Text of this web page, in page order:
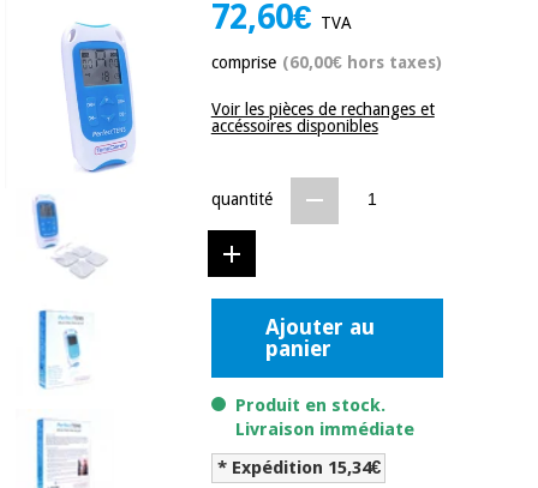
Académie
Fisaude
médical
Médecine
traditionnelle
chinoise
Mobilier
clinique
Armoires
Matériel de
protection
essentiel
pour les
coronavirus
Nouveautes
Académie
Tech
Fisaude
Dentisterie
équipement
Médecine
traditionnelle
chinoise
Mobilier
clinique
Armoires
thérapeutiques
72,60€ TVA
comprise (60,00€ hors taxes)
Voir les pièces de rechanges et
accéssoires disponibles
quantité
Ajouter au
panier
Produit en stock.
Livraison immédiate
* Expédition 15,34€